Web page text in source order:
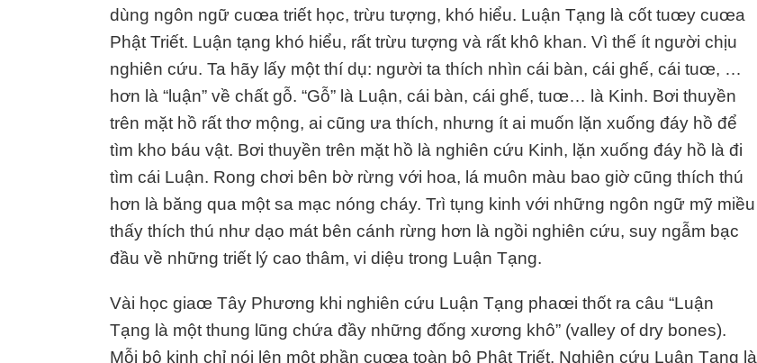
dùng ngôn ngữ cuœa triết học, trừu tượng, khó hiểu. Luận Tạng là cốt tuœy cuœa
Phật Triết. Luận tạng khó hiểu, rất trừu tượng và rất khô khan. Vì thế ít người chịu
nghiên cứu. Ta hãy lấy một thí dụ: người ta thích nhìn cái bàn, cái ghế, cái tuœ, …
hơn là “luận” về chất gỗ. “Gỗ” là Luận, cái bàn, cái ghế, tuœ… là Kinh. Bơi thuyền
trên mặt hồ rất thơ mộng, ai cũng ưa thích, nhưng ít ai muốn lặn xuống đáy hồ để
tìm kho báu vật. Bơi thuyền trên mặt hồ là nghiên cứu Kinh, lặn xuống đáy hồ là đi
tìm cái Luận. Rong chơi bên bờ rừng với hoa, lá muôn màu bao giờ cũng thích thú
hơn là băng qua một sa mạc nóng cháy. Trì tụng kinh với những ngôn ngữ mỹ miều
thấy thích thú như dạo mát bên cánh rừng hơn là ngồi nghiên cứu, suy ngẫm bạc
đầu về những triết lý cao thâm, vi diệu trong Luận Tạng.
Vài học giaœ Tây Phương khi nghiên cứu Luận Tạng phaœi thốt ra câu “Luận
Tạng là một thung lũng chứa đầy những đống xương khô” (valley of dry bones).
Mỗi bộ kinh chỉ nói lên một phần cuœa toàn bộ Phật Triết. Nghiên cứu Luận Tạng là